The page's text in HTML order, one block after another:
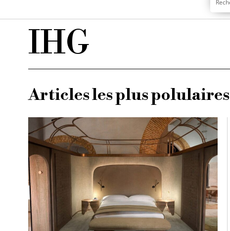
IHG
Articles les plus polulaires